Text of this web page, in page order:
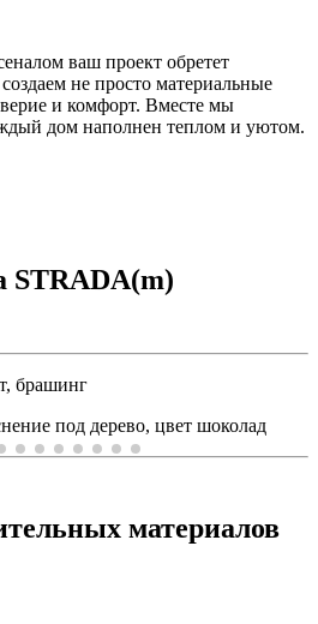
ваш проект обретет
не просто материальные
и комфорт. Вместе мы
дом наполнен теплом и уютом.
STRADA(m)
брашинг
под дерево, цвет шоколад
материалов